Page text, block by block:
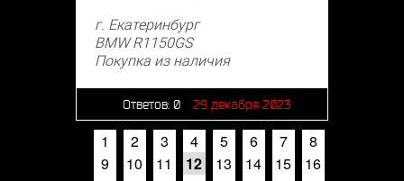
г. Екатеринбург
BMW R1150GS
Покупка из наличия
Ответов: 0 29 декабря 2023
1 2 3 4 5 6 7
8
9
10 11 12 13 14 15
16